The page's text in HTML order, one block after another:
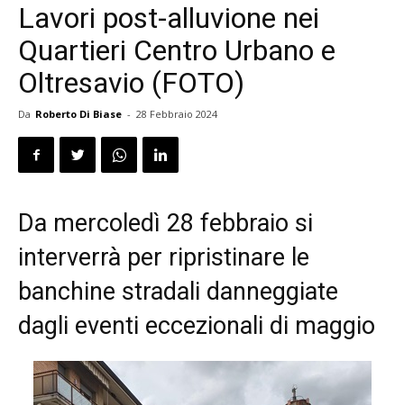
Lavori post-alluvione nei
Quartieri Centro Urbano e
Oltresavio (FOTO)
Da Roberto Di Biase - 28 Febbraio 2024
Da mercoledì 28 febbraio si
interverrà per ripristinare le
banchine stradali danneggiate
dagli eventi eccezionali di maggio